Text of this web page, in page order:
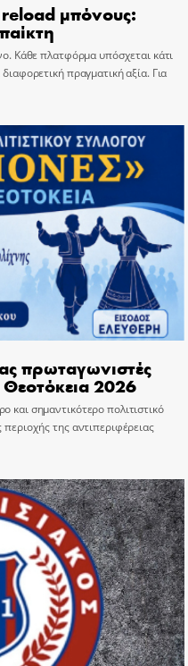
μπόνους:
Κάθε πλατφόρμα υπόσχεται κάτι
πραγματική αξία. Για
πρωταγωνιστές
2026
και σημαντικότερο πολιτιστικό
της αντιπεριφέρειας